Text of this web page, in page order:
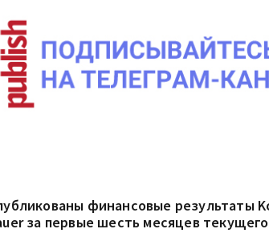
финансовые результаты
за первые шесть месяцев